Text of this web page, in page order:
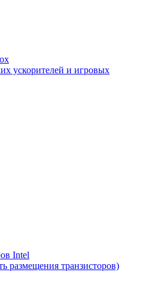
ускорителей и игровых
Intel
размещения транзисторов)